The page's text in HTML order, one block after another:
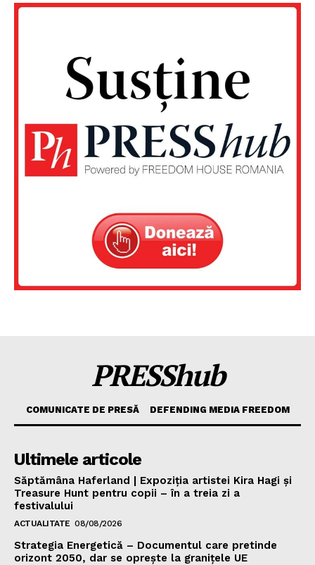
PRESShub
COMUNICATE DE PRESĂ DEFENDING MEDIA FREEDOM
Ultimele articole
Săptămâna Haferland | Expoziţia artistei Kira Hagi şi
Treasure Hunt pentru copii – în a treia zi a
festivalului
ACTUALITATE 08/08/2026
Strategia Energetică – Documentul care pretinde
orizont 2050, dar se oprește la granițele UE